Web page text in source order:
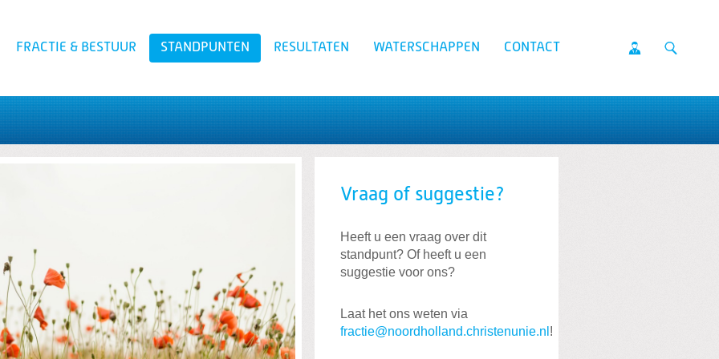
FRACTIE & BESTUUR STANDPUNTEN RESULTATEN WATERSCHAPPEN CONTACT
Zoeken
Vraag of suggestie?
Heeft u een vraag over dit
standpunt? Of heeft u een
suggestie voor ons?
Laat het ons weten via
fractie@noordholland.christenunie.nl !